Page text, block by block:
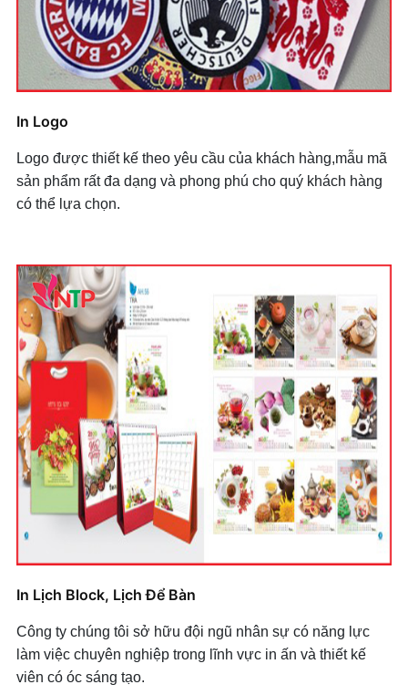
In Logo
Logo được thiết kế theo yêu cầu của khách hàng,mẫu mã
sản phẩm rất đa dạng và phong phú cho quý khách hàng
có thể lựa chọn.
In Lịch Block, Lịch Để Bàn
Công ty chúng tôi sở hữu đội ngũ nhân sự có năng lực
làm việc chuyên nghiệp trong lĩnh vực in ấn và thiết kế
viên có óc sáng tạo.